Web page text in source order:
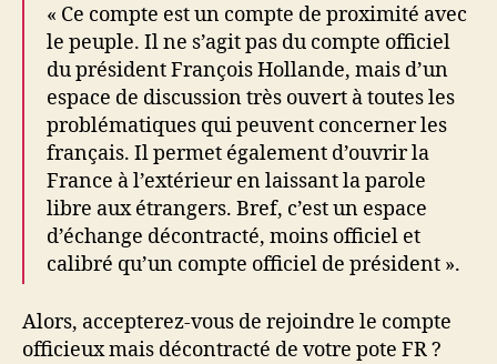
« Ce compte est un compte de proximité avec
le peuple. Il ne s’agit pas du compte officiel
du président François Hollande, mais d’un
espace de discussion très ouvert à toutes les
problématiques qui peuvent concerner les
français. Il permet également d’ouvrir la
France à l’extérieur en laissant la parole
libre aux étrangers. Bref, c’est un espace
d’échange décontracté, moins officiel et
calibré qu’un compte officiel de président ».
Alors, accepterez-vous de rejoindre le compte
officieux mais décontracté de votre pote FR ?